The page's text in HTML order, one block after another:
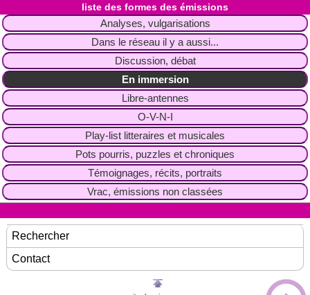
liste des formes des émissions
Analyses, vulgarisations
Dans le réseau il y a aussi...
Discussion, débat
En immersion
Libre-antennes
O-V-N-I
Play-list litteraires et musicales
Pots pourris, puzzles et chroniques
Témoignages, récits, portraits
Vrac, émissions non classées
Rechercher
Contact